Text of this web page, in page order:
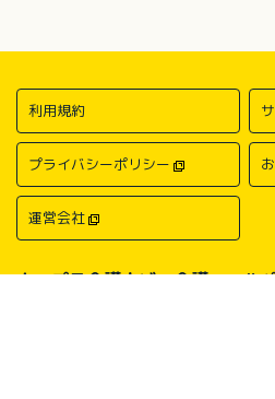
利用規約
プライバシーポリシー
運営会社
キャプラ介護ナビ－介護・ヘル